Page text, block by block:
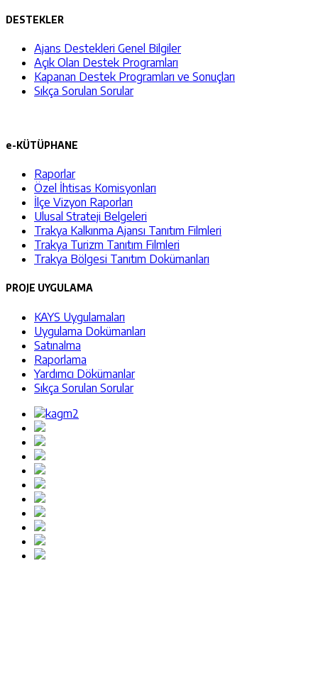
DESTEKLER
Ajans Destekleri Genel Bilgiler
Açık Olan Destek Programları
Kapanan Destek Programları ve Sonuçları
Sıkça Sorulan Sorular
e-KÜTÜPHANE
Raporlar
Özel İhtisas Komisyonları
İlçe Vizyon Raporları
Ulusal Strateji Belgeleri
Trakya Kalkınma Ajansı Tanıtım Filmleri
Trakya Turizm Tanıtım Filmleri
Trakya Bölgesi Tanıtım Dokümanları
PROJE UYGULAMA
KAYS Uygulamaları
Uygulama Dokümanları
Satınalma
Raporlama
Yardımcı Dökümanlar
Sıkça Sorulan Sorular